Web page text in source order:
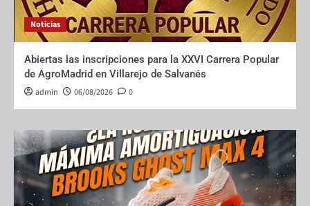
Noticias
Abiertas las inscripciones para la XXVI Carrera Popular
de AgroMadrid en Villarejo de Salvanés
admin 06/08/2026 0